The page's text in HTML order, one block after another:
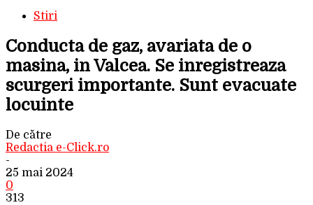
Stiri
Conducta de gaz, avariata de o
masina, in Valcea. Se inregistreaza
scurgeri importante. Sunt evacuate
locuinte
De către
Redactia e-Click.ro
-
25 mai 2024
0
313